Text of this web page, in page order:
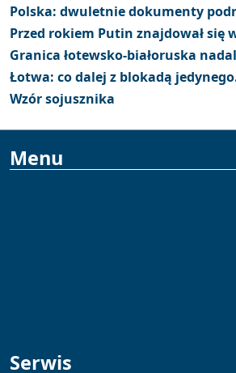
Polska: dwuletnie dokumenty
Przed rokiem Putin znajdował się
Granica łotewsko-białoruska
Łotwa: co dalej z blokadą
Wzór sojusznika
Menu
Serwis